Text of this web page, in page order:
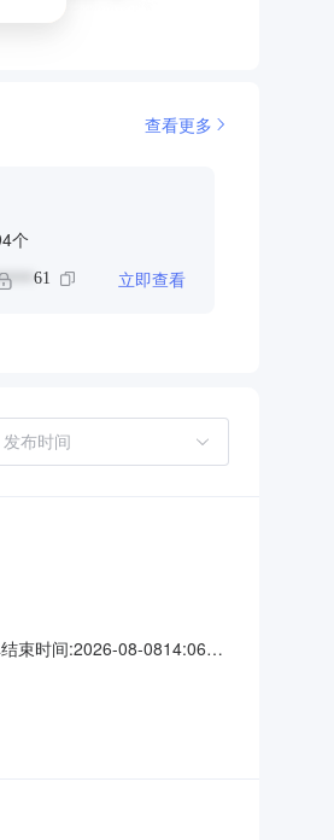
查看更多
个
61 立即查看
束时间:2026-08-0814:06更